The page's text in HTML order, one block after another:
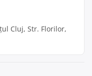
Cluj, Str. Florilor,